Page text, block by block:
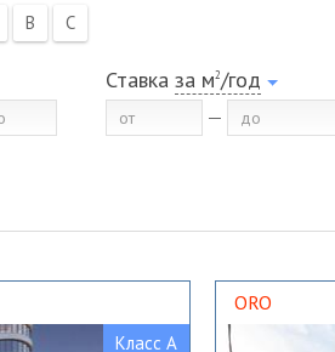
B C
Ставка за м2/год
Класс A
ORO